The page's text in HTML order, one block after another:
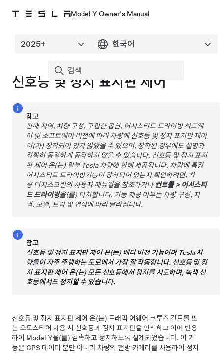
Model Y Owner's Manual
신호등 및 정지 표지판 제어
참고
판매 지역, 차량 구성, 구입한 옵션, 어시스티드 드라이빙하드웨
어 및 소프트웨어 버전에 따라 차량에 신호등 및 정지 표지판 제어
이(가) 장착되어 있지 않았을 수 있으며, 장착된 경우에도 설명과
정확히 동일하게 동작하지 않을 수 있습니다. 신호등 및 정지 표지
판 제어은(는) 일부 Tesla 차량에 한해 제공됩니다. 차량에 특정
어시스티드 드라이빙기능이 장착되어 있는지 확인하려면, 차
량 터치스크린의 사용자 매뉴얼을 참조하거나 컨트롤> 어시스티
드 드라이빙을(를) 터치합니다. 기능 제공 여부는 차량 구성, 지
역, 모델, 트림 및 연식에 따라 달라집니다.
참고
신호등 및 정지 표지판 제어은(는) 베타 버전 기능이며 Tesla 차
량들이 자주 주행하는 도로에서 가장 잘 작동합니다. 신호등 및 정
지 표지판 제어은(는) 모든 신호등에서 정지를 시도하며, 녹색 신
호등에서도 정지할 수 있습니다.
신호등 및 정지 표지판 제어 은(는) 트래픽 어웨어 크루즈 컨트롤 또
는오토스티어 사용 시 신호등과 정지 표지판을 인식하고 이에 반응
하여 Model Y을(를) 감속하고 정지하도록 설계되었습니다. 이 기
능은 GPS 데이터 뿐만 아니라 차량의 전방 카메라를 사용하여 정지